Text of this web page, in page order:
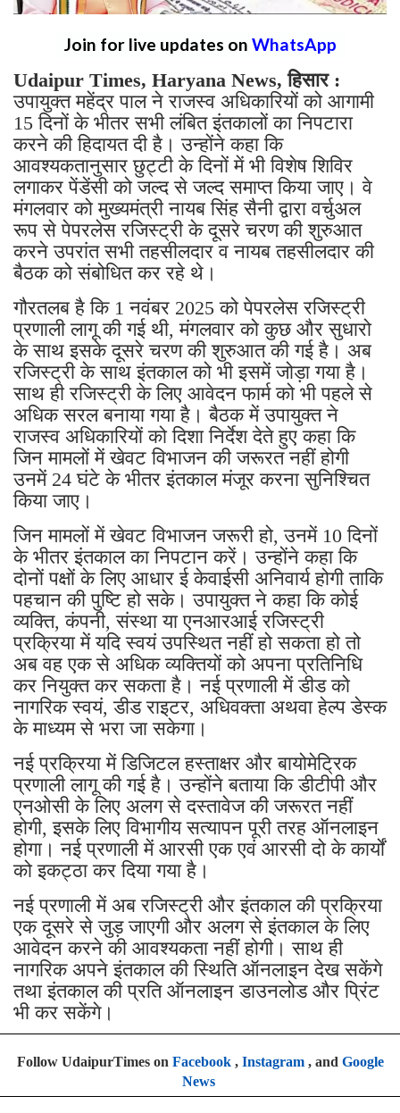
Join for live updates on WhatsApp
Udaipur Times, Haryana News, हिसार :
उपायुक्त महेंद्र पाल ने राजस्व अधिकारियों को आगामी
15 दिनों के भीतर सभी लंबित इंतकालों का निपटारा
करने की हिदायत दी है। उन्होंने कहा कि
आवश्यकतानुसार छुट्टी के दिनों में भी विशेष शिविर
लगाकर पेंडेंसी को जल्द से जल्द समाप्त किया जाए। वे
मंगलवार को मुख्यमंत्री नायब सिंह सैनी द्वारा वर्चुअल
रूप से पेपरलेस रजिस्ट्री के दूसरे चरण की शुरुआत
करने उपरांत सभी तहसीलदार व नायब तहसीलदार की
बैठक को संबोधित कर रहे थे।
गौरतलब है कि 1 नवंबर 2025 को पेपरलेस रजिस्ट्री
प्रणाली लागू की गई थी, मंगलवार को कुछ और सुधारो
के साथ इसके दूसरे चरण की शुरुआत की गई है। अब
रजिस्ट्री के साथ इंतकाल को भी इसमें जोड़ा गया है।
साथ ही रजिस्ट्री के लिए आवेदन फार्म को भी पहले से
अधिक सरल बनाया गया है। बैठक में उपायुक्त ने
राजस्व अधिकारियों को दिशा निर्देश देते हुए कहा कि
जिन मामलों में खेवट विभाजन की जरूरत नहीं होगी
उनमें 24 घंटे के भीतर इंतकाल मंजूर करना सुनिश्चित
किया जाए।
जिन मामलों में खेवट विभाजन जरूरी हो, उनमें 10 दिनों
के भीतर इंतकाल का निपटान करें। उन्होंने कहा कि
दोनों पक्षों के लिए आधार ई केवाईसी अनिवार्य होगी ताकि
पहचान की पुष्टि हो सके। उपायुक्त ने कहा कि कोई
व्यक्ति, कंपनी, संस्था या एनआरआई रजिस्ट्री
प्रक्रिया में यदि स्वयं उपस्थित नहीं हो सकता हो तो
अब वह एक से अधिक व्यक्तियों को अपना प्रतिनिधि
कर नियुक्त कर सकता है। नई प्रणाली में डीड को
नागरिक स्वयं, डीड राइटर, अधिवक्ता अथवा हेल्प डेस्क
के माध्यम से भरा जा सकेगा।
नई प्रक्रिया में डिजिटल हस्ताक्षर और बायोमेट्रिक
प्रणाली लागू की गई है। उन्होंने बताया कि डीटीपी और
एनओसी के लिए अलग से दस्तावेज की जरूरत नहीं
होगी, इसके लिए विभागीय सत्यापन पूरी तरह ऑनलाइन
होगा। नई प्रणाली में आरसी एक एवं आरसी दो के कार्यों
को इकट्ठा कर दिया गया है।
नई प्रणाली में अब रजिस्ट्री और इंतकाल की प्रक्रिया
एक दूसरे से जुड़ जाएगी और अलग से इंतकाल के लिए
आवेदन करने की आवश्यकता नहीं होगी। साथ ही
नागरिक अपने इंतकाल की स्थिति ऑनलाइन देख सकेंगे
तथा इंतकाल की प्रति ऑनलाइन डाउनलोड और प्रिंट
भी कर सकेंगे।
Follow UdaipurTimes on Facebook, Instagram, and Google
News